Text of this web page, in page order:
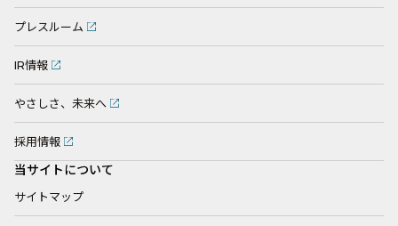
プレスルーム
IR情報
やさしさ、未来へ
採用情報
当サイトについて
サイトマップ